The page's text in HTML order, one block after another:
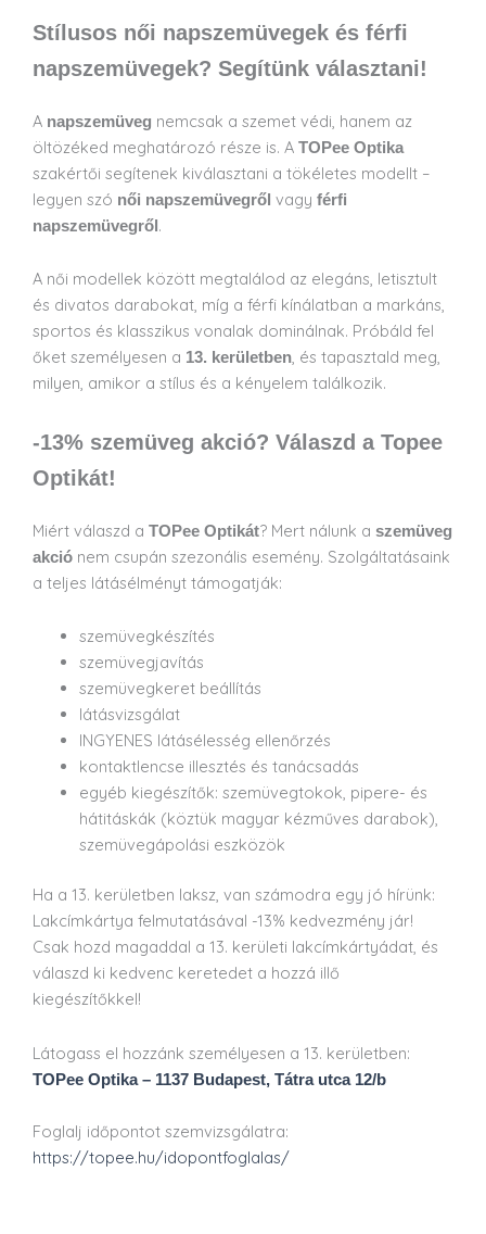
Stílusos női napszemüvegek és férfi
napszemüvegek? Segítünk választani!
A napszemüveg nemcsak a szemet védi, hanem az
öltözéked meghatározó része is. A TOPee Optika
szakértői segítenek kiválasztani a tökéletes modellt –
legyen szó női napszemüvegről vagy férfi
napszemüvegről.
A női modellek között megtalálod az elegáns, letisztult
és divatos darabokat, míg a férfi kínálatban a markáns,
sportos és klasszikus vonalak dominálnak. Próbáld fel
őket személyesen a 13. kerületben, és tapasztald meg,
milyen, amikor a stílus és a kényelem találkozik.
-13% szemüveg akció? Válaszd a Topee
Optikát!
Miért válaszd a TOPee Optikát? Mert nálunk a szemüveg
akciónem csupán szezonális esemény. Szolgáltatásaink
a teljes látásélményt támogatják:
szemüvegkészítés
szemüvegjavítás
szemüvegkeret beállítás
látásvizsgálat
INGYENES látásélesség ellenőrzés
kontaktlencse illesztés és tanácsadás
egyéb kiegészítők: szemüvegtokok, pipere- és
hátitáskák (köztük magyar kézműves darabok),
szemüvegápolási eszközök
Ha a 13. kerületben laksz, van számodra egy jó hírünk:
Lakcímkártya felmutatásával -13% kedvezmény jár!
Csak hozd magaddal a 13. kerületi lakcímkártyádat, és
válaszd ki kedvenc keretedet a hozzá illő
kiegészítőkkel!
Látogass el hozzánk személyesen a 13. kerületben:
TOPee Optika – 1137 Budapest, Tátra utca 12/b
Foglalj időpontot szemvizsgálatra:
https://topee.hu/idopontfoglalas/